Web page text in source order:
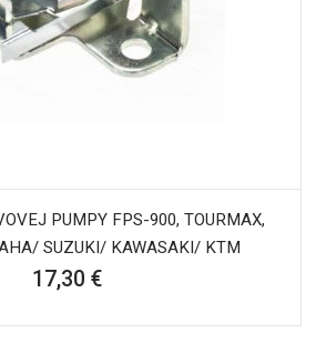
PUMPY FPS-900, TOURMAX,
SUZUKI/ KAWASAKI/ KTM
17,30 €